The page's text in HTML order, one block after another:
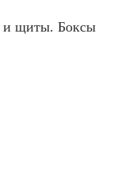
и щиты. Боксы